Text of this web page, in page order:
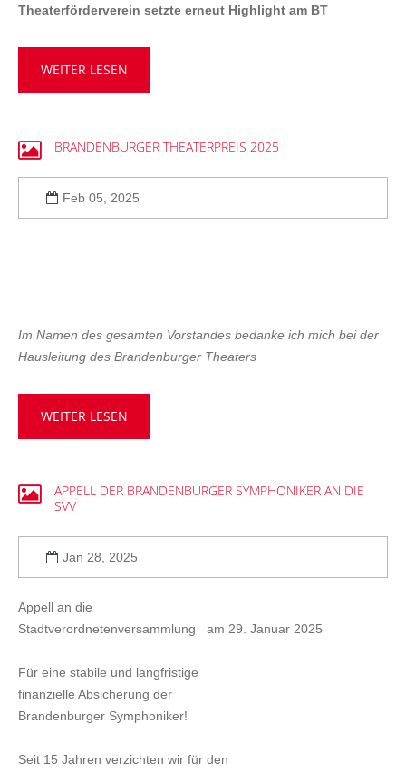
Theaterförderverein setzte erneut Highlight am BT
WEITER LESEN
BRANDENBURGER THEATERPREIS 2025
Feb 05, 2025
Im Namen des gesamten Vorstandes bedanke ich mich bei der
Hausleitung des Brandenburger Theaters
WEITER LESEN
APPELL DER BRANDENBURGER SYMPHONIKER AN DIE
SVV
Jan 28, 2025
Appell an die
Stadtverordnetenversammlung am 29. Januar 2025
Für eine stabile und langfristige
finanzielle Absicherung der
Brandenburger Symphoniker!
Seit 15 Jahren verzichten wir für den